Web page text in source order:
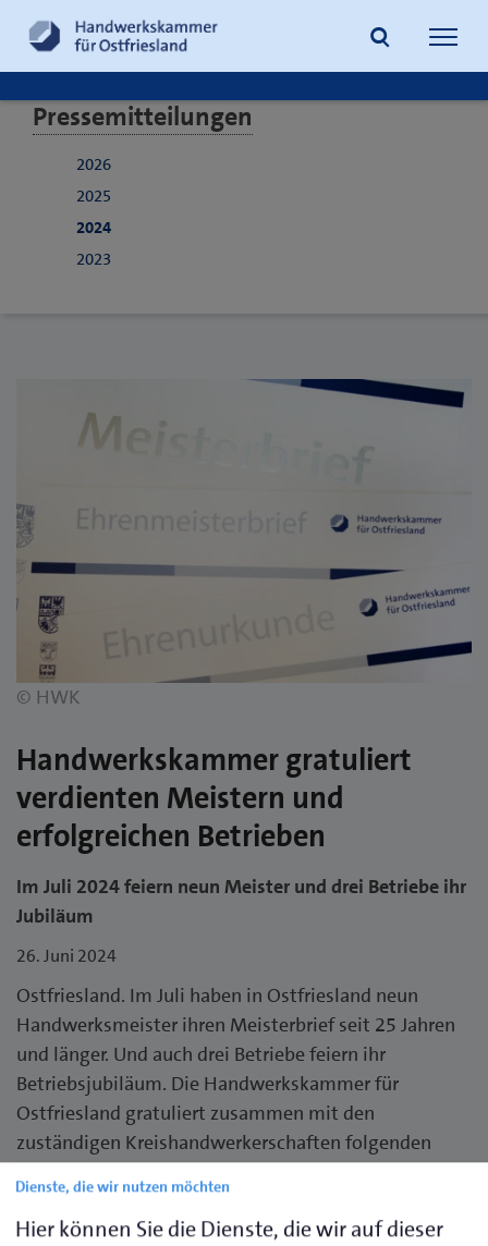
Pressemitteilungen
2026
2025
2024
2023
© HWK
Handwerkskammer gratuliert
verdienten Meistern und
erfolgreichen Betrieben
Im Juli 2024 feiern neun Meister und drei Betriebe ihr
Jubiläum
26. Juni 2024
Ostfriesland. Im Juli haben in Ostfriesland neun
Handwerksmeister ihren Meisterbrief seit 25 Jahren
und länger. Und auch drei Betriebe feiern ihr
Betriebsjubiläum. Die Handwerkskammer für
Ostfriesland gratuliert zusammen mit den
zuständigen Kreishandwerkerschaften folgenden
Jubilaren:
25 Jahre Meister
Dienste, die wir nutzen möchten
Hier können Sie die Dienste, die wir auf dieser